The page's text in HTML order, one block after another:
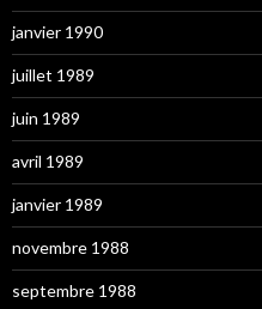
janvier 1990
juillet 1989
juin 1989
avril 1989
janvier 1989
novembre 1988
septembre 1988